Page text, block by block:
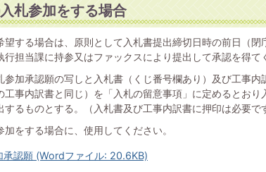
札参加をする場合
望する場合は、原則として入札書提出締切日時の前日（閉
行担当課に持参又はファックスにより提出して承認を得て
参加承認願の写しと入札書（くじ番号欄あり）及び工事内
工事内訳書と同じ）を「入札の留意事項」に定めるとお
するものとする。（入札書及び工事内訳書に押印は必要で
をする場合に、使用してください。
承認願 (Wordファイル: 20.6KB)